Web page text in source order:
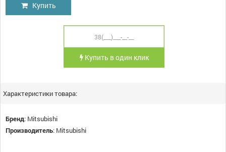
Купить
Купить в один клик
Характеристики товара:
Бренд: Mitsubishi
Производитель: Mitsubishi